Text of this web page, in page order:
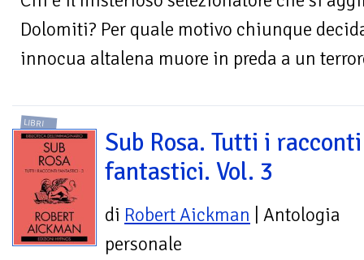
Dolomiti? Per quale motivo chiunque
innocua altalena muore in preda a un
LIBRI
Sub Rosa. Tutti i racconti
fantastici. Vol. 3
di Robert Aickman | Antologia
personale